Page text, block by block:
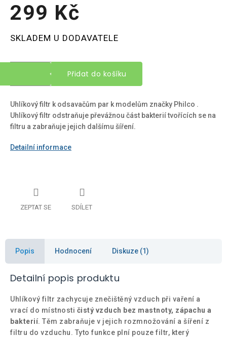
299 Kč
cena:
SKLADEM U DODAVATELE
Přidat do košíku
Uhlíkový filtr k odsavačům par k modelům značky Philco .
Uhlíkový filtr odstraňuje převážnou část bakterií tvořících se na
filtru a zabraňuje jejich dalšímu šíření.
Detailní informace
ZEPTAT SE SDÍLET
Popis Hodnocení Diskuze (1)
Detailní popis produktu
Uhlíkový filtr zachycuje znečištěný vzduch při vaření a
vrací do místnosti čistý vzduch bez mastnoty, zápachu a
bakterií. Těm zabraňuje v jejich rozmnožování a šíření z
filtru do vzduchu. Tyto funkce plní pouze filtr, který